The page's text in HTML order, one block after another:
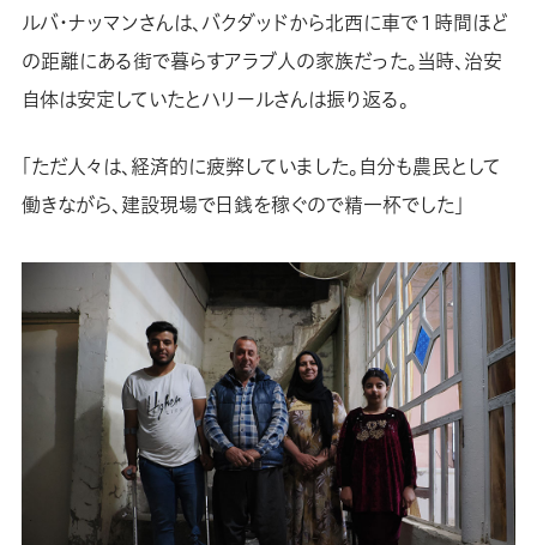
ルバ・ナッマンさんは、バクダッドから北西に車で１時間ほど
の距離にある街で暮らすアラブ人の家族だった。当時、治安
自体は安定していたとハリールさんは振り返る。
「ただ人々は、経済的に疲弊していました。自分も農民として
働きながら、建設現場で日銭を稼ぐので精一杯でした」